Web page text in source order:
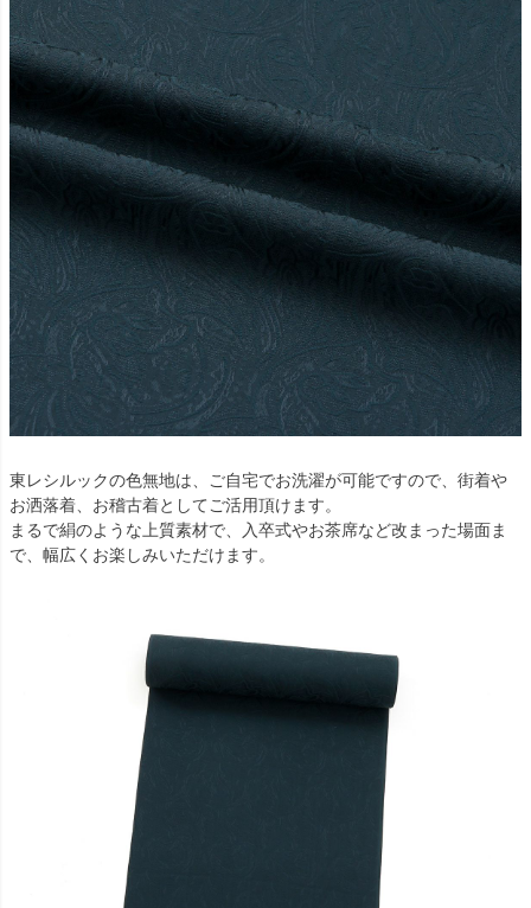
東レシルックの色無地は、ご自宅でお洗濯が可能ですので、街着や
お洒落着、お稽古着としてご活用頂けます。
まるで絹のような上質素材で、入卒式やお茶席など改まった場面ま
で、幅広くお楽しみいただけます。